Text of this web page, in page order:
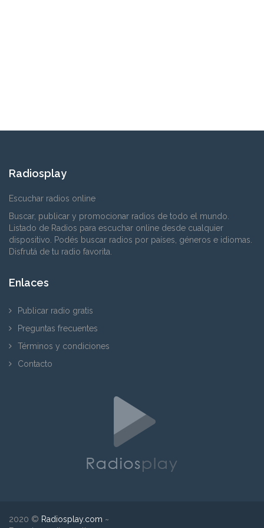
Radiosplay
Escuchar radios online
Buscar, publicar y promocionar radios de todo el mundo.
Listado de Radios para escuchar online desde cualquier
dispositivo. Podés buscar radios por países, géneros e idiomas.
Disfrutá de tu radio favorita.
Enlaces
Publicar radio gratis
Preguntas frecuentes
Términos y condiciones
Contacto
2020 © Radiosplay.com ~